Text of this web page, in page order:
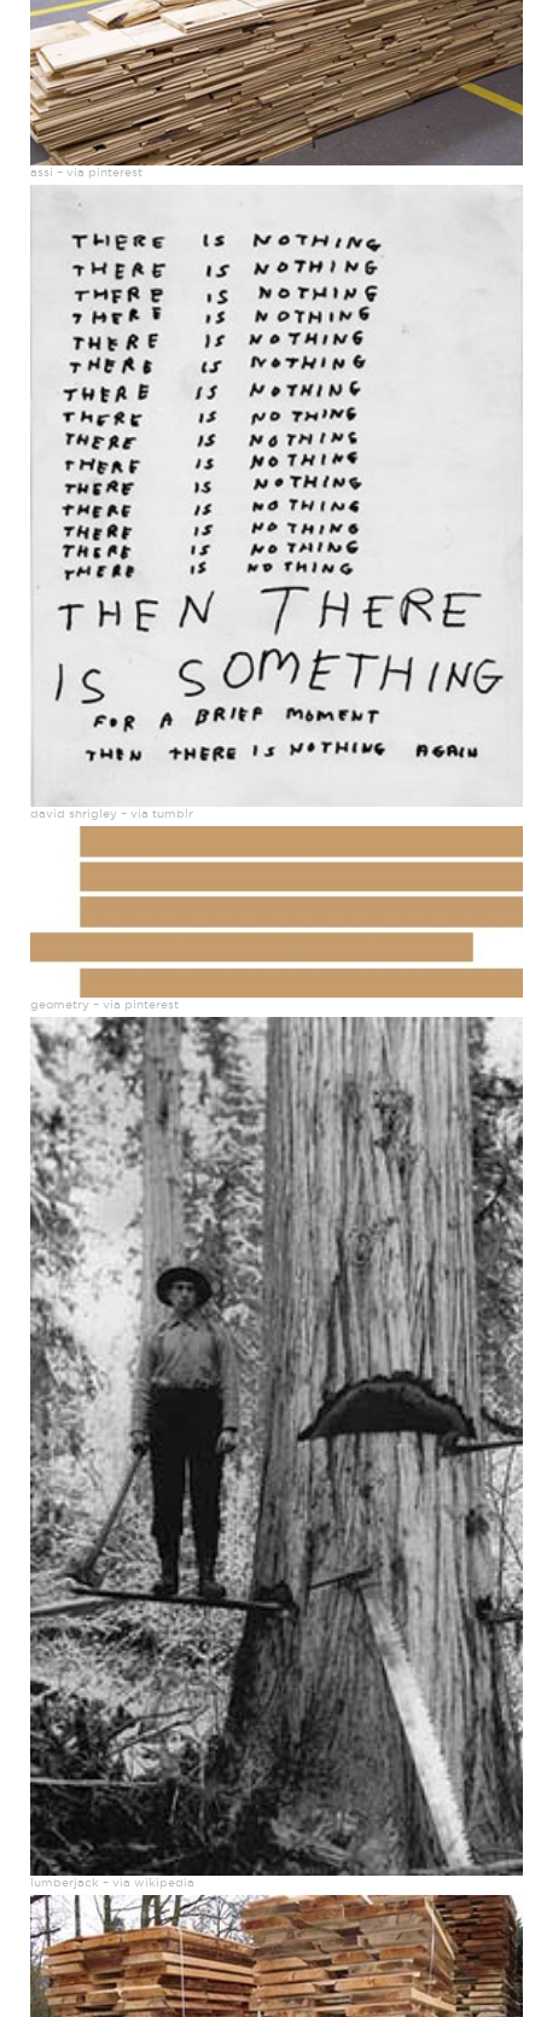
assi – via pinterest
david shrigley – via tumblr
geometry – via pinterest
lumberjack – via wikipedia